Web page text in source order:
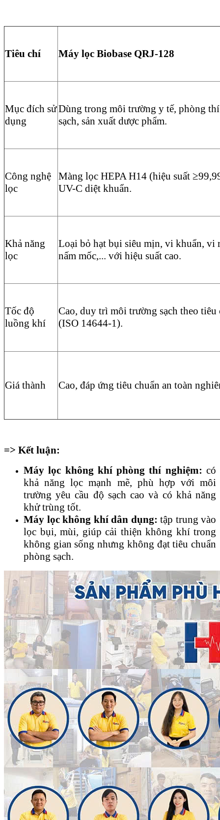
Tiêu chí Máy lọc Biobase QRJ-128
Mục đích sử
dụng
Dùng trong môi trường y tế, phòng
sạch, sản xuất dược phẩm.
Công nghệ
lọc
Màng lọc HEPA H14 (hiệu suất
UV-C diệt khuẩn.
Khả năng
lọc
Loại bỏ hạt bụi siêu mịn, vi khuẩn, vi
nấm mốc,... với hiệu suất cao.
Tốc độ
luồng khí
Cao, duy trì môi trường sạch theo tiêu
(ISO 14644-1).
Giá thành Cao, đáp ứng tiêu chuẩn an toàn
=> Kết luận:
Máy lọc không khí phòng thí nghiệm: có
khả năng lọc mạnh mẽ, phù hợp với môi
trường yêu cầu độ sạch cao và có khả năng
khử trùng tốt.
Máy lọc không khí dân dụng: tập trung vào
lọc bụi, mùi, giúp cải thiện không khí trong
không gian sống nhưng không đạt tiêu chuẩn
phòng sạch.